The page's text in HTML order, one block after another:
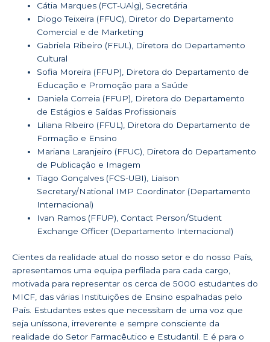
Cátia Marques (FCT-UAlg), Secretária
Diogo Teixeira (FFUC), Diretor do Departamento
Comercial e de Marketing
Gabriela Ribeiro (FFUL), Diretora do Departamento
Cultural
Sofia Moreira (FFUP), Diretora do Departamento de
Educação e Promoção para a Saúde
Daniela Correia (FFUP), Diretora do Departamento
de Estágios e Saídas Profissionais
Liliana Ribeiro (FFUL), Diretora do Departamento de
Formação e Ensino
Mariana Laranjeiro (FFUC), Diretora do Departamento
de Publicação e Imagem
Tiago Gonçalves (FCS-UBI), Liaison
Secretary/National IMP Coordinator (Departamento
Internacional)
Ivan Ramos (FFUP), Contact Person/Student
Exchange Officer (Departamento Internacional)
Cientes da realidade atual do nosso setor e do nosso País,
apresentamos uma equipa perfilada para cada cargo,
motivada para representar os cerca de 5000 estudantes do
MICF, das várias Instituições de Ensino espalhadas pelo
País. Estudantes estes que necessitam de uma voz que
seja uníssona, irreverente e sempre consciente da
realidade do Setor Farmacêutico e Estudantil. E é para o